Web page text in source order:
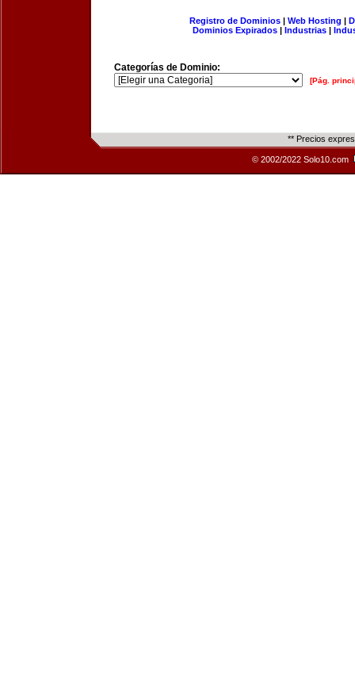
Registro de Dominios| Web Hosting |
Dominios Expirados | Industrias |
Categorías de Dominio:
[Pág.
** Precios
© 2002/2022 Solo10.com